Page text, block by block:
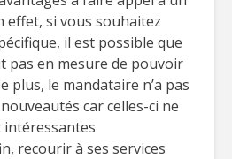
effet, si vous souhaitez
il est possible que
pas en mesure de pouvoir
plus, le mandataire n’a pas
car celles-ci ne
recourir à ses services